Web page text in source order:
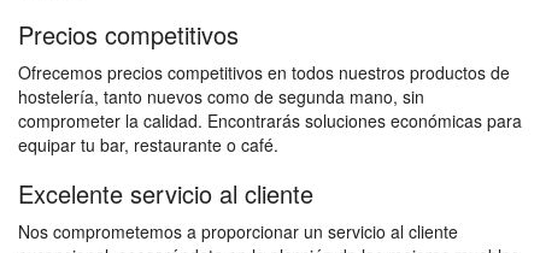
Precios competitivos
Ofrecemos precios competitivos en todos nuestros productos de
hostelería, tanto nuevos como de segunda mano, sin
comprometer la calidad. Encontrarás soluciones económicas para
equipar tu bar, restaurante o café.
Excelente servicio al cliente
Nos comprometemos a proporcionar un servicio al cliente